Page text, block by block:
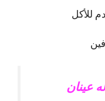
للأكل
عينان